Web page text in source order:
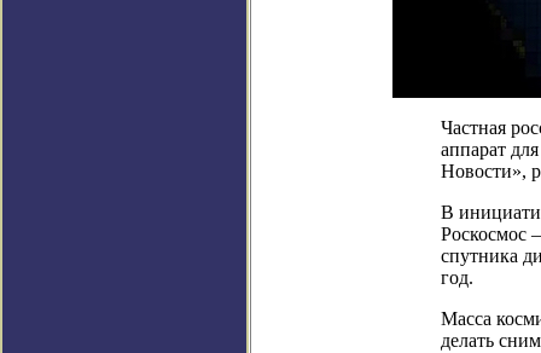
Частная
аппарат
Новости»,
В
Роскосмос
спутника
год.
Масса
делать